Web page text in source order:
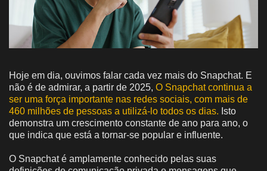
Hoje em dia, ouvimos falar cada vez mais do Snapchat. E
não é de admirar, a partir de 2025, O Snapchat continua a
ser uma força importante nas redes sociais, com mais de
460 milhões de pessoas a utilizá-lo todos os dias. Isto
demonstra um crescimento constante de ano para ano, o
que indica que está a tornar-se popular e influente.
O Snapchat é amplamente conhecido pelas suas